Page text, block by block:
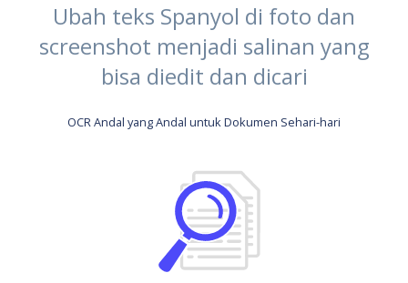
Ubah teks Spanyol di foto dan
screenshot menjadi salinan yang
bisa diedit dan dicari
OCR Andal yang Andal untuk Dokumen Sehari-hari